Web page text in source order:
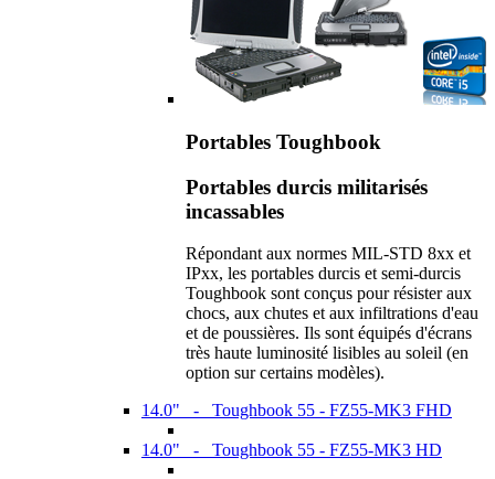
Portables Toughbook
Portables durcis militarisés
incassables
Répondant aux normes MIL-STD 8xx et
IPxx, les portables durcis et semi-durcis
Toughbook sont conçus pour résister aux
chocs, aux chutes et aux infiltrations d'eau
et de poussières. Ils sont équipés d'écrans
très haute luminosité lisibles au soleil (en
option sur certains modèles).
14.0" - Toughbook 55 - FZ55-MK3 FHD
14.0" - Toughbook 55 - FZ55-MK3 HD